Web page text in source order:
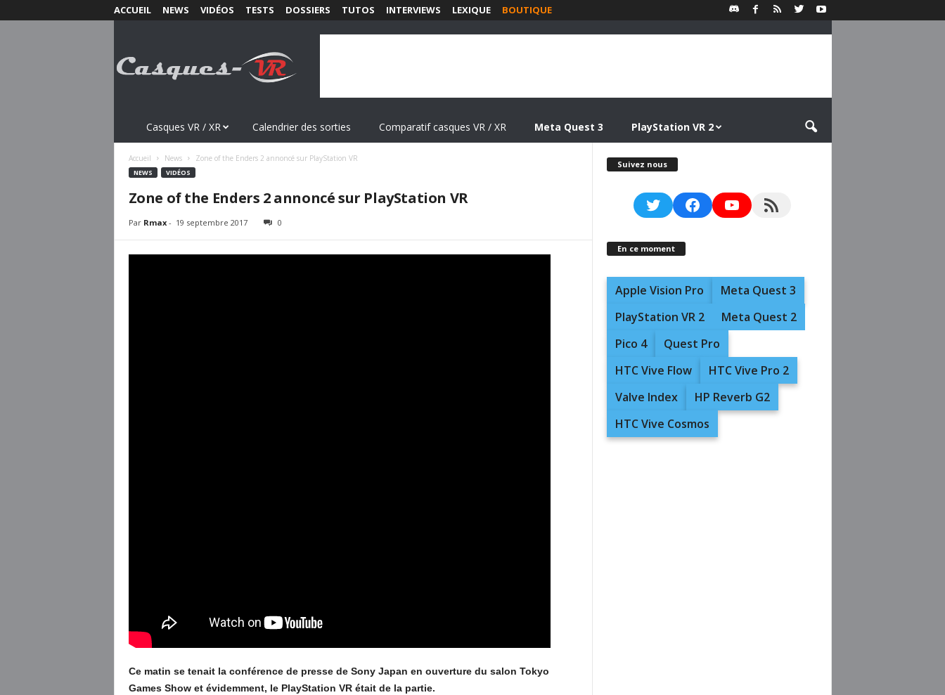
ACCUEIL NEWS VIDÉOS TESTS DOSSIERS TUTOS INTERVIEWS LEXIQUE BOUTIQUE
s
Casques VR / XR Calendrier des sorties Comparatif casques VR / XR Meta Quest 3 PlayStation VR 2
Accueil News Zone of the Enders 2 annoncé sur PlayStation VR
NEWS VIDÉOS
Zone of the Enders 2 annoncé sur PlayStation VR
Par Rmax- 19 septembre 2017 0
Ce matin se tenait la conférence de presse de Sony Japan en ouverture du salon Tokyo
Games Show et évidemment, le PlayStation VR était de la partie.
Suivez nous
TwitterFacebookYouTubeRSS Feed
En ce moment
Apple Vision Pro
Meta Quest 3
PlayStation VR 2
Meta Quest 2
Pico 4
Quest Pro
HTC Vive Flow
HTC Vive Pro 2
Valve Index
HP Reverb G2
HTC Vive Cosmos